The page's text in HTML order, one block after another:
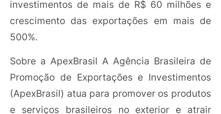
investimentos de mais de R$ 60 milhões e
crescimento das exportações em mais de
500%.
Sobre a ApexBrasil A Agência Brasileira de
Promoção de Exportações e Investimentos
(ApexBrasil) atua para promover os produtos
e serviços brasileiros no exterior e atrair